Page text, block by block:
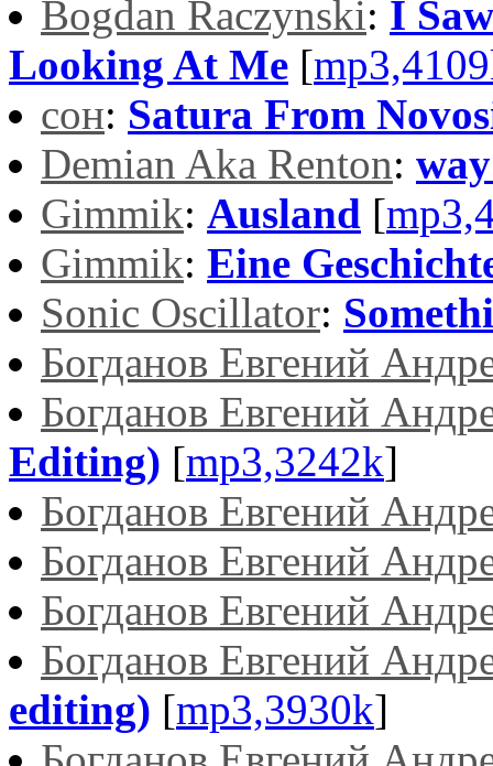
Bogdan Raczynski: I
Looking At Me [
cон: Satura From
Demian Aka Renton:
Gimmik: Ausland [
Gimmik: Eine
Sonic Oscillator:
Богданов Евгений
Богданов Евгений
Editing) [mp3,3242k]
Богданов Евгений
Богданов Евгений
Богданов Евгений
Богданов Евгений
editing) [mp3,3930k]